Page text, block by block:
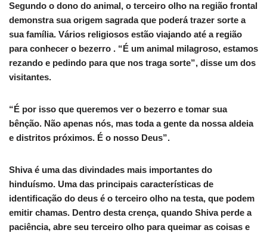
Segundo o dono do animal, o terceiro olho na região frontal
demonstra sua origem sagrada que poderá trazer sorte a
sua família. Vários religiosos estão viajando até a região
para conhecer o bezerro . “É um animal milagroso, estamos
rezando e pedindo para que nos traga sorte”, disse um dos
visitantes.
“É por isso que queremos ver o bezerro e tomar sua
bênção. Não apenas nós, mas toda a gente da nossa aldeia
e distritos próximos. É o nosso Deus”.
Shiva é uma das divindades mais importantes do
hinduísmo. Uma das principais características de
identificação do deus é o terceiro olho na testa, que podem
emitir chamas. Dentro desta crença, quando Shiva perde a
paciência, abre seu terceiro olho para queimar as coisas e